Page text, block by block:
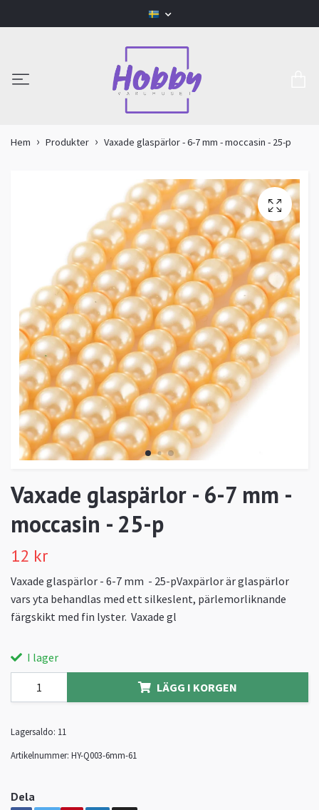
Hem Produkter Vaxade glaspärlor - 6-7 mm - moccasin - 25-p
Vaxade glaspärlor - 6-7 mm -
moccasin - 25-p
12 kr
Vaxade glaspärlor - 6-7 mm - 25-pVaxpärlor är glaspärlor
vars yta behandlas med ett silkeslent, pärlemorliknande
färgskikt med fin lyster. Vaxade gl
I lager
LÄGG I KORGEN
Lagersaldo: 11
Artikelnummer: HY-Q003-6mm-61
Dela